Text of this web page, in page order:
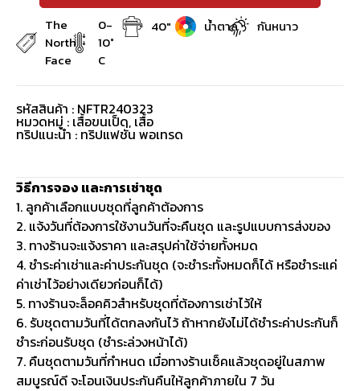
The
North
Face
0-
10°
C
40" น้ำตาล กันหนาว
รหัสสินค้า : NFTR240323
หมวดหมู่ : เสื้อขนเป็ด, เสื้อ
ทริปแนะนำ : ทริปแฟชั่น พอเทรด
วิธีการจอง และการเช่าชุด
1. ลูกค้าเลือกแบบชุดที่ลูกค้าต้องการ
2. แจ้งวันที่ต้องการใช้งานวันที่จะคืนชุด และรูปแบบการส่งของ
3. ทางร้านจะแจ้งราคา และสรุปค่าใช้จ่ายทั้งหมด
4. ชำระค่าเช่าและค่าประกันชุด (จะชำระทั้งหมดก็ได้ หรือชำระแค่
ค่าเช่าไว้อย่างเดียวก่อนก็ได้)
5. ทางร้านจะล็อคคิวสำหรับชุดที่ต้องการเช่าไว้ให้
6. รับชุดตามวันที่ได้ตกลงกันไว้ ถ้าหากยังไม่ได้ชำระค่าประกันก็
ชำระก่อนรับชุด (ชำระล่วงหน้าได้)
7. คืนชุดตามวันที่กำหนด เมื่อทางร้านเช็คแล้วชุดอยู่ในสภาพ
สมบูรณ์ดี จะโอนเงินประกันคืนให้ลูกค้าภายใน 7 วัน